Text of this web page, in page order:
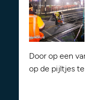
Door op een
op de pijltjes